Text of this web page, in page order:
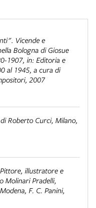
Vicende e
Bologna di Giosue
1907, in: Editoria e
al 1945, a cura di
2007
Roberto Curci, Milano,
illustratore e
Molinari Pradelli,
F. C. Panini,